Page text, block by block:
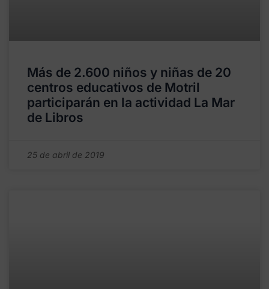
Más de 2.600 niños y niñas de 20
centros educativos de Motril
participarán en la actividad La Mar
de Libros
25 de abril de 2019